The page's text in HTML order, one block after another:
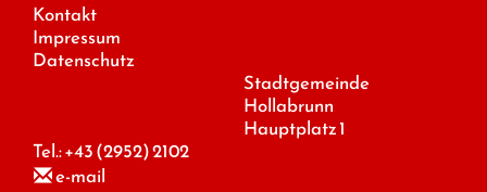
Kontakt
Impressum
Datenschutz
Stadtgemeinde
Hollabrunn
Hauptplatz 1
Tel.:+43 (2952) 2102
e-mail